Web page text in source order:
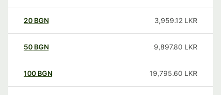
20 BGN 3,959.12 LKR
50 BGN 9,897.80 LKR
100 BGN 19,795.60 LKR